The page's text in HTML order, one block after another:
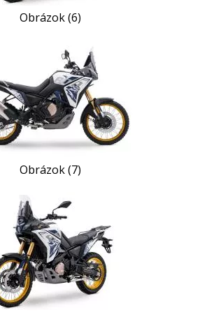
Obrázok (6)
Obrázok (7)